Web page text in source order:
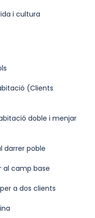
i cultura
(Clients
doble i menjar
darrer poble
al camp base
a dos clients